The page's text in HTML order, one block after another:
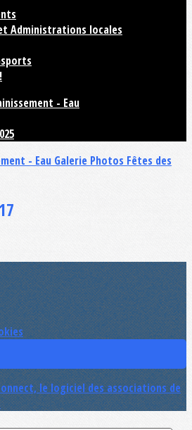
Administrations locales
- Eau
- Eau Galerie Photos Fêtes des
le logiciel des associations de